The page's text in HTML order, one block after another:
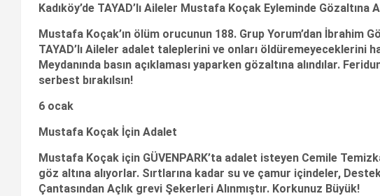
Kadıköy’de TAYAD’lı Aileler Mustafa Koçak Eyleminde Gözaltına
Mustafa Koçak’ın ölüm orucunun 188. Grup Yorum’dan İbrahim
TAYAD’lı Aileler adalet taleplerini ve onları öldüremeyeceklerini
Meydanında basın açıklaması yaparken gözaltına alındılar.
serbest bırakılsın!
6 ocak
Mustafa Koçak İçin Adalet
Mustafa Koçak için GÜVENPARK’ta adalet isteyen Cemile
göz altına alıyorlar. Sırtlarına kadar su ve çamur içindeler,
Çantasından Açlık grevi Şekerleri Alınmıştır. Korkunuz Büyük!